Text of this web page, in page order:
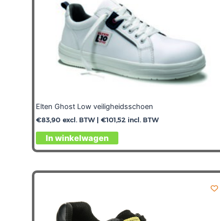
Elten Ghost Low veiligheidsschoen
€83,90 excl. BTW | €101,52 incl. BTW
In winkelwagen